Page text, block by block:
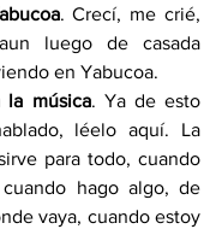
. Crecí, me crié,
luego de casada
en Yabucoa.
la música. Ya de esto
léelo aquí. La
para todo, cuando
hago algo, de
vaya, cuando estoy